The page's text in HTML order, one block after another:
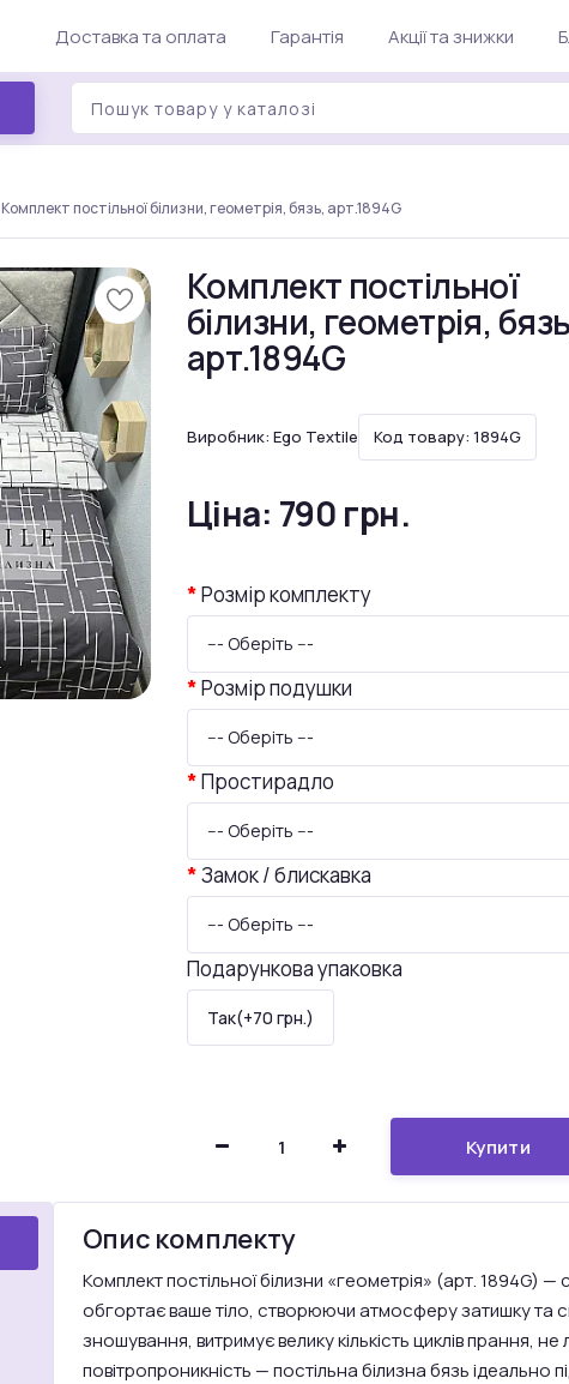
Доставка та оплата Гарантія Акції та знижки
Комплект постільної білизни, геометрія, бязь, арт.1894G
Комплект постільної
білизни, геометрія,
арт.1894G
Виробник: Ego Textile Код товару: 1894G
Ціна: 790 грн.
Розмір комплекту
--- Оберіть ---
Розмір подушки
--- Оберіть ---
Простирадло
--- Оберіть ---
Замок / блискавка
--- Оберіть ---
Подарункова упаковка
Так(+70 грн.)
Купити
Опис комплекту
Комплект постільної білизни «геометрія» (арт. 1894G)
обгортає ваше тіло, створюючи атмосферу затишку та
зношування, витримує велику кількість циклів прання, не
повітропроникність — постільна білизна бязь